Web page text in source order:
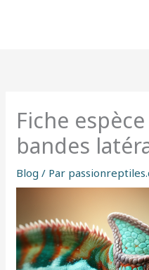
Fiche
bandes
Blog / Par